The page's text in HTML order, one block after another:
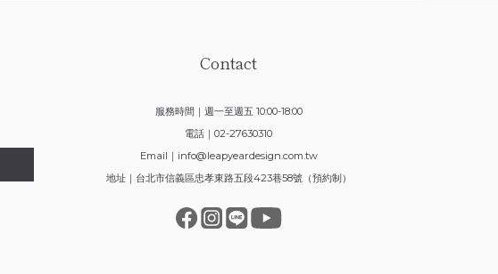
Contact
服務時間｜週一至週五 10:00-18:00
電話｜02-27630310
Email｜ info@leapyeardesign.com.tw
地址｜台北市信義區忠孝東路五段423巷58號（預約制）